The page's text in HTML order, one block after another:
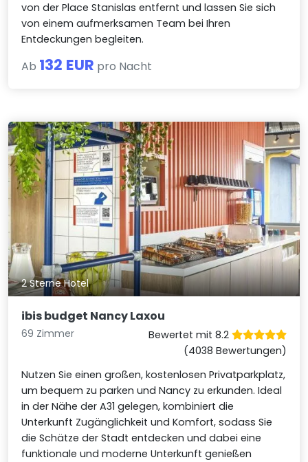
von der Place Stanislas entfernt und lassen Sie sich
von einem aufmerksamen Team bei Ihren
Entdeckungen begleiten.
Ab 132 EUR pro Nacht
2 Sterne Hotel
ibis budget Nancy Laxou
69 Zimmer
Bewertet mit 8.2
(4038 Bewertungen)
Nutzen Sie einen großen, kostenlosen Privatparkplatz,
um bequem zu parken und Nancy zu erkunden. Ideal
in der Nähe der A31 gelegen, kombiniert die
Unterkunft Zugänglichkeit und Komfort, sodass Sie
die Schätze der Stadt entdecken und dabei eine
funktionale und moderne Unterkunft genießen